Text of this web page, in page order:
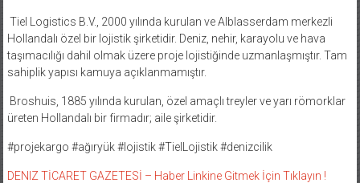
Tiel Logistics B.V., 2000 yılında kurulan ve Alblasserdam merkezli
Hollandalı özel bir lojistik şirketidir. Deniz, nehir, karayolu ve hava
taşımacılığı dahil olmak üzere proje lojistiğinde uzmanlaşmıştır. Tam
sahiplik yapısı kamuya açıklanmamıştır.
Broshuis, 1885 yılında kurulan, özel amaçlı treyler ve yarı römorklar
üreten Hollandalı bir firmadır; aile şirketidir.
#projekargo #ağıryük #lojistik #TielLojistik #denizcilik
DENIZ TİCARET GAZETESİ – Haber Linkine Gitmek İçin Tıklayın !